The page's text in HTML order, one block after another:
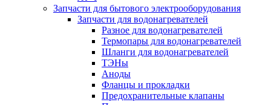
Запчасти для бытового электрооборудования
Запчасти для водонагревателей
Разное для водонагревателей
Термопары для водонагревателей
Шланги для водонагревателей
ТЭНы
Аноды
Фланцы и прокладки
Предохранительные клапаны